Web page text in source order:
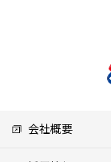
会社概要